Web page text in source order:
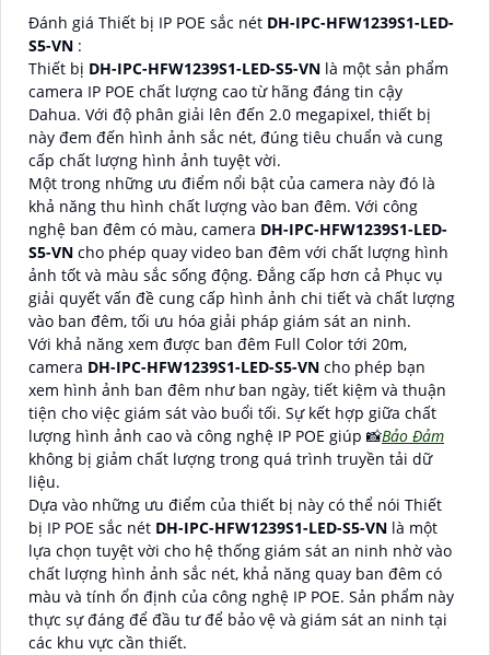
Đánh giá Thiết bị IP POE sắc nét DH-IPC-HFW1239S1-LED-
S5-VN :
Thiết bị DH-IPC-HFW1239S1-LED-S5-VN là một sản phẩm
camera IP POE chất lượng cao từ hãng đáng tin cậy
Dahua. Với độ phân giải lên đến 2.0 megapixel, thiết bị
này đem đến hình ảnh sắc nét, đúng tiêu chuẩn và cung
cấp chất lượng hình ảnh tuyệt vời.
Một trong những ưu điểm nổi bật của camera này đó là
khả năng thu hình chất lượng vào ban đêm. Với công
nghệ ban đêm có màu, camera DH-IPC-HFW1239S1-LED-
S5-VN cho phép quay video ban đêm với chất lượng hình
ảnh tốt và màu sắc sống động. Đẳng cấp hơn cả Phục vụ
giải quyết vấn đề cung cấp hình ảnh chi tiết và chất lượng
vào ban đêm, tối ưu hóa giải pháp giám sát an ninh.
Với khả năng xem được ban đêm Full Color tới 20m,
camera DH-IPC-HFW1239S1-LED-S5-VN cho phép bạn
xem hình ảnh ban đêm như ban ngày, tiết kiệm và thuận
tiện cho việc giám sát vào buổi tối. Sự kết hợp giữa chất
lượng hình ảnh cao và công nghệ IP POE giúp 📸Bảo Đảm
không bị giảm chất lượng trong quá trình truyền tải dữ
liệu.
Dựa vào những ưu điểm của thiết bị này có thể nói Thiết
bị IP POE sắc nét DH-IPC-HFW1239S1-LED-S5-VN là một
lựa chọn tuyệt vời cho hệ thống giám sát an ninh nhờ vào
chất lượng hình ảnh sắc nét, khả năng quay ban đêm có
màu và tính ổn định của công nghệ IP POE. Sản phẩm này
thực sự đáng để đầu tư để bảo vệ và giám sát an ninh tại
các khu vực cần thiết.